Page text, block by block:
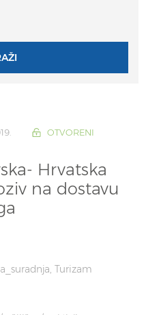
OTVORENI
Hrvatska
na dostavu
Turizam